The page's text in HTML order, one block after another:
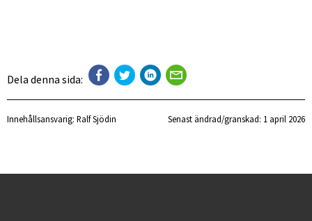
Dela denna sida:
Innehållsansvarig: Ralf Sjödin Senast ändrad/granskad: 1 april 2026